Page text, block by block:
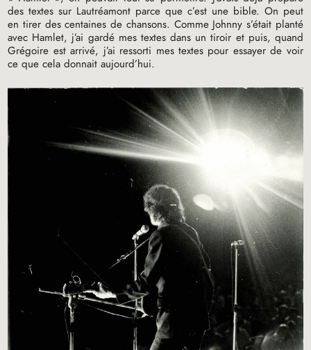
des textes sur Lautréamont parce que c’est une bible. On peut
en tirer des centaines de chansons. Comme Johnny s’était planté
avec Hamlet, j’ai gardé mes textes dans un tiroir et puis, quand
Grégoire est arrivé, j’ai ressorti mes textes pour essayer de voir
ce que cela donnait aujourd’hui.